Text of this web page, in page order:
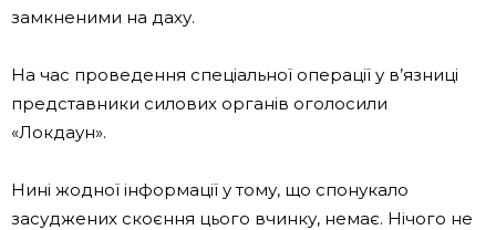
замкненими на даху.
На час проведення спеціальної операції у в’язниці
представники силових органів оголосили
«Локдаун».
Нині жодної інформації у тому, що спонукало
засуджених скоєння цього вчинку, немає. Нічого не